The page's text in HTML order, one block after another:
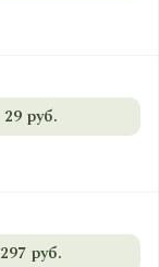
29 руб.
297 руб.